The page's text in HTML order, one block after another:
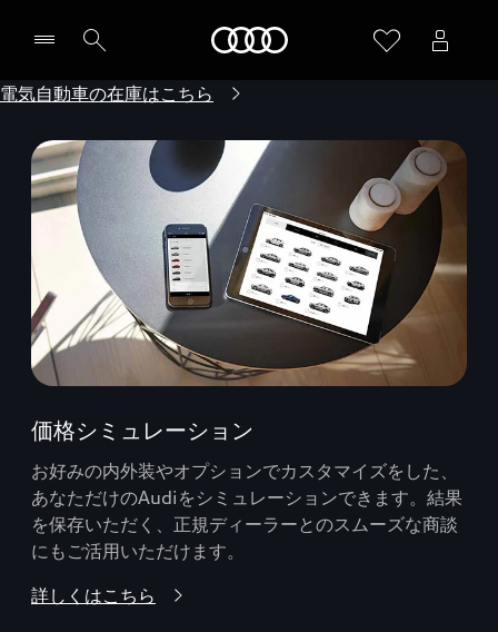
電気自動車の在庫はこちら
価格シミュレーション
お好みの内外装やオプションでカスタマイズをした、
あなただけのAudiをシミュレーションできます。結果
を保存いただく、正規ディーラーとのスムーズな商談
にもご活用いただけます。
詳しくはこちら